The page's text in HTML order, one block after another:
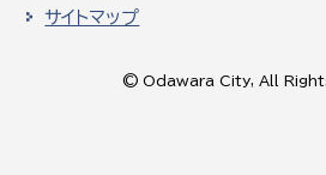
サイトマップ
© Odawara City, All